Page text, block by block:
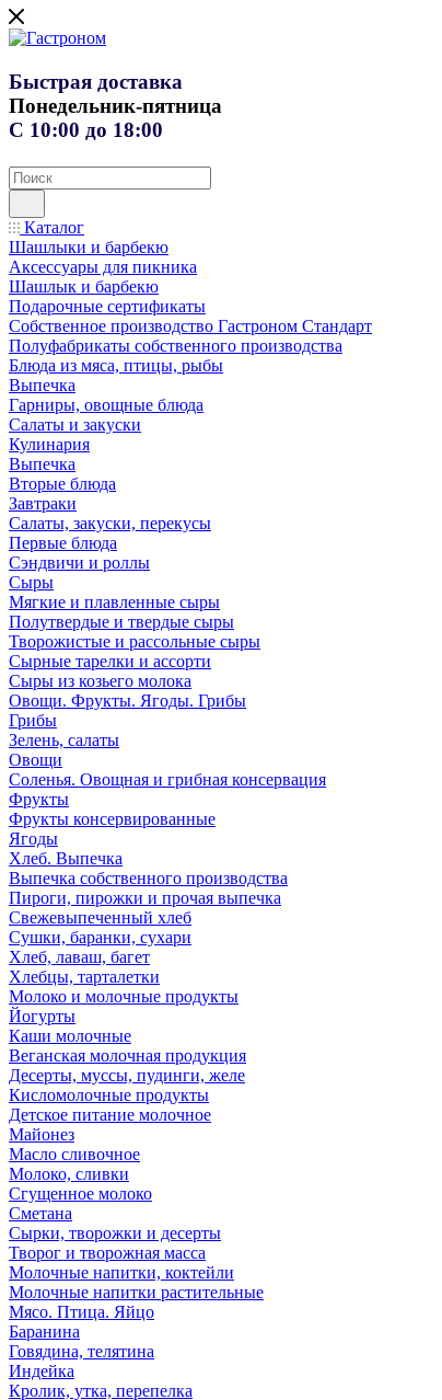
Быстрая доставка
Понедельник-пятница
С 10:00 до 18:00
Каталог
Шашлыки и барбекю
Аксессуары для пикника
Шашлык и барбекю
Подарочные сертификаты
Собственное производство Гастроном Стандарт
Полуфабрикаты собственного производства
Блюда из мяса, птицы, рыбы
Выпечка
Гарниры, овощные блюда
Салаты и закуски
Кулинария
Выпечка
Вторые блюда
Завтраки
Салаты, закуски, перекусы
Первые блюда
Сэндвичи и роллы
Сыры
Мягкие и плавленные сыры
Полутвердые и твердые сыры
Творожистые и рассольные сыры
Сырные тарелки и ассорти
Сыры из козьего молока
Овощи. Фрукты. Ягоды. Грибы
Грибы
Зелень, салаты
Овощи
Соленья. Овощная и грибная консервация
Фрукты
Фрукты консервированные
Ягоды
Хлеб. Выпечка
Выпечка собственного производства
Пироги, пирожки и прочая выпечка
Свежевыпеченный хлеб
Сушки, баранки, сухари
Хлеб, лаваш, багет
Хлебцы, тарталетки
Молоко и молочные продукты
Йогурты
Каши молочные
Веганская молочная продукция
Десерты, муссы, пудинги, желе
Кисломолочные продукты
Детское питание молочное
Майонез
Масло сливочное
Молоко, сливки
Сгущенное молоко
Сметана
Сырки, творожки и десерты
Творог и творожная масса
Молочные напитки, коктейли
Молочные напитки растительные
Мясо. Птица. Яйцо
Баранина
Говядина, телятина
Индейка
Кролик, утка, перепелка